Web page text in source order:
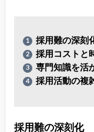
採用難の深刻
採用コストと
専門知識を活
採用活動の複
採用難の深刻化